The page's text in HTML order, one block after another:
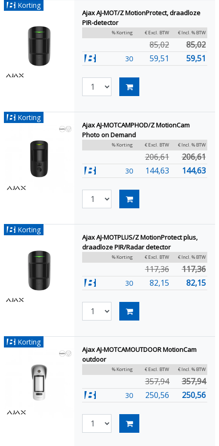
Korting
Ajax AJ-MOT/Z MotionProtect, draadloze
PIR-detector
% Korting € Excl. BTW € Incl. % BTW
85,02 85,02
30 59,51 59,51
Korting
Ajax AJ-MOTCAMPHOD/Z MotionCam
Photo on Demand
% Korting € Excl. BTW € Incl. % BTW
206,61 206,61
30 144,63 144,63
Korting
Ajax AJ-MOTPLUS/Z MotionProtect plus,
draadloze PIR/Radar detector
% Korting € Excl. BTW € Incl. % BTW
117,36 117,36
30 82,15 82,15
Korting
Ajax AJ-MOTCAMOUTDOOR MotionCam
outdoor
% Korting € Excl. BTW € Incl. % BTW
357,94 357,94
30 250,56 250,56